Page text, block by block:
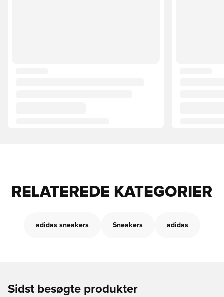
RELATEREDE KATEGORIER
adidas sneakers Sneakers adidas
Sidst besøgte produkter